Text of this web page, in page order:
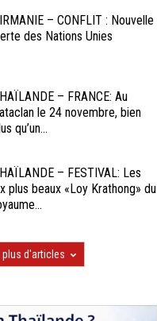
– CONFLIT : Nouvelle
des Nations Unies
– FRANCE: Au
le 24 novembre, bien
qu’un...
– FESTIVAL: Les
plus beaux «Loy Krathong» du
plus d'articles